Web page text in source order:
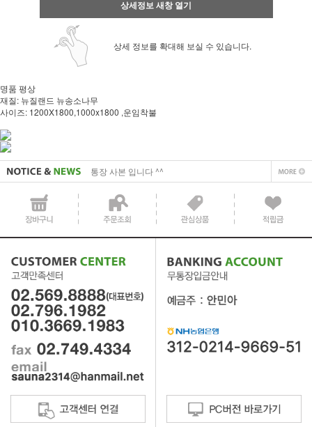
상세정보 새창 열기
상세 정보를 확대해 보실 수 있습니다.
명품 평상
재질: 뉴질랜드 뉴송소나무
사이즈: 1200X1800,1000x1800 ,운임착불
사업자 사본 입니다^^
통장 사본 입니다 ^^